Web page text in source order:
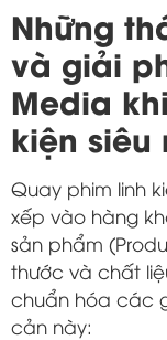
Những
và giải
Media
kiện siêu
Quay phim linh
xếp vào hàng
sản phẩm
thước và chất
chuẩn hóa các
cản này: